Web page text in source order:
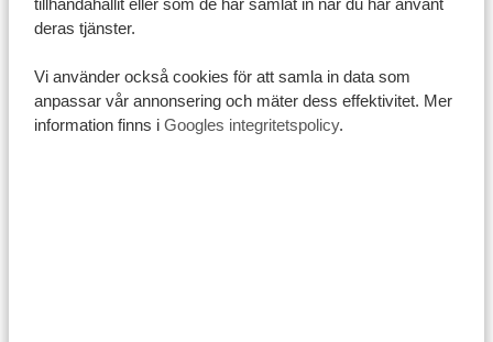
tillhandahållit eller som de har samlat in när du har använt
deras tjänster.
Vi använder också cookies för att samla in data som
anpassar vår annonsering och mäter dess effektivitet. Mer
information finns i Googles integritetspolicy.
väder?
högsäsong, mellansäsongochlågsäsong. De följer i
stort sett vädermönstret med Tanzanias torr- och